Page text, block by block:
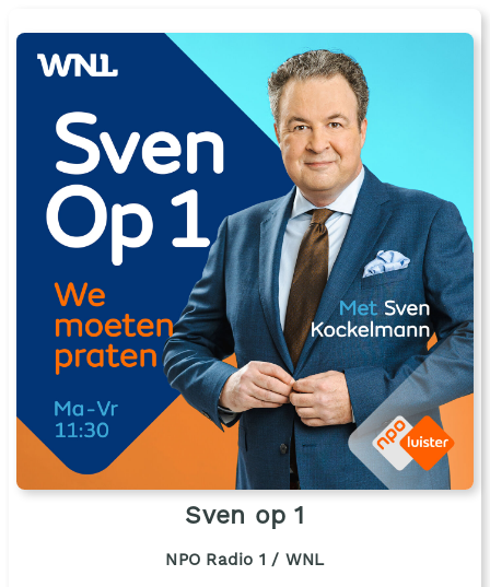
Sven op 1
NPO Radio 1 / WNL